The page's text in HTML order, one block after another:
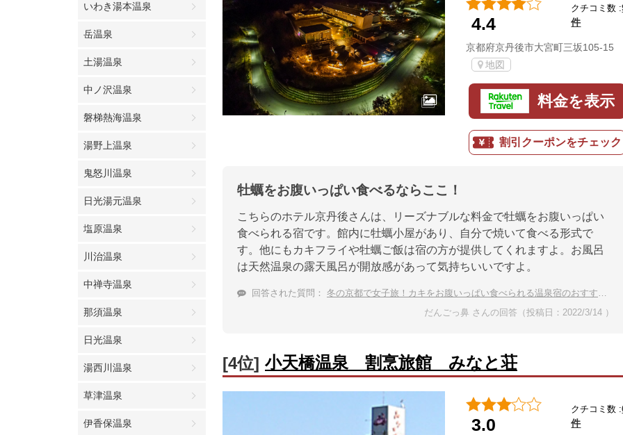
いわき湯本温泉
岳温泉
土湯温泉
中ノ沢温泉
磐梯熱海温泉
湯野上温泉
鬼怒川温泉
日光湯元温泉
塩原温泉
川治温泉
中禅寺温泉
那須温泉
日光温泉
湯西川温泉
草津温泉
伊香保温泉
4.4
クチコミ数 :
件
京都府京丹後市大宮町三坂105-15
地図
料金を表示
割引クーポンをチェック
牡蠣をお腹いっぱい食べるならここ！
こちらのホテル京丹後さんは、リーズナブルな料金で牡蠣をお腹いっぱい
食べられる宿です。館内に牡蠣小屋があり、自分で焼いて食べる形式で
す。他にもカキフライや牡蠣ご飯は宿の方が提供してくれますよ。お風呂
は天然温泉の露天風呂が開放感があって気持ちいいですよ。
回答された質問： 冬の京都で女子旅！カキをお腹いっぱい食べられる温泉宿のおすすめを教えてください。
だんごっ鼻 さんの回答（投稿日：2022/3/14 ）
[4位] 小天橋温泉 割烹旅館 みなと荘
3.0
クチコミ数 :
件